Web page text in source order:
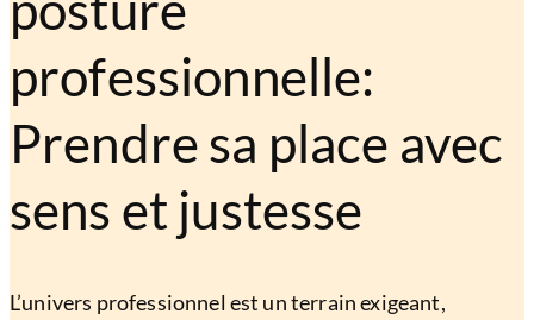
professionnelle:
Prendre sa place avec
sens et justesse
L’univers professionnel est un terrain exigeant,